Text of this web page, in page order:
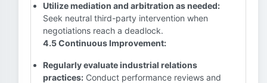
Utilize mediation and arbitration as needed:
Seek neutral third-party intervention when
negotiations reach a deadlock.
4.5 Continuous Improvement:
Regularly evaluate industrial relations
practices: Conduct performance reviews and